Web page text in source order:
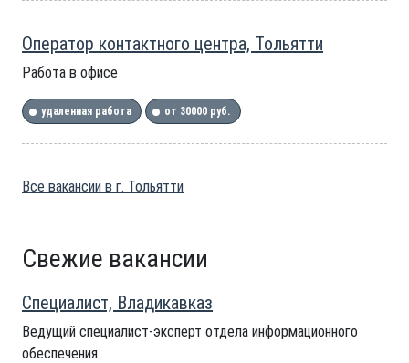
Оператор контактного центра, Тольятти
Работа в офисе
удаленная работа от 30000 руб.
Все вакансии в г. Тольятти
Свежие вакансии
Специалист, Владикавказ
Ведущий специалист-эксперт отдела информационного
обеспечения